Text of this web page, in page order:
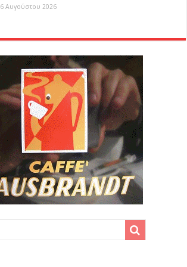
6 Αυγούστου 2026